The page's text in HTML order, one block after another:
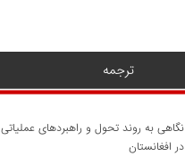
ترجمه
نگاهی به روند تحول و راهبردهای
در افغانستان